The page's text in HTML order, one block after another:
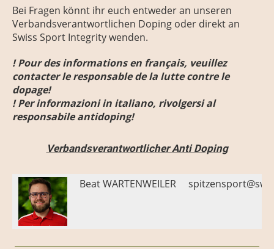
Bei Fragen könnt ihr euch entweder an unseren
Verbandsverantwortlichen Doping oder direkt an
Swiss Sport Integrity wenden.
! Pour des informations en français, veuillez
contacter le responsable de la lutte contre le
dopage!
! Per informazioni in italiano, rivolgersi al
responsabile antidoping!
Verbandsverantwortlicher Anti Doping
Beat WARTENWEILER